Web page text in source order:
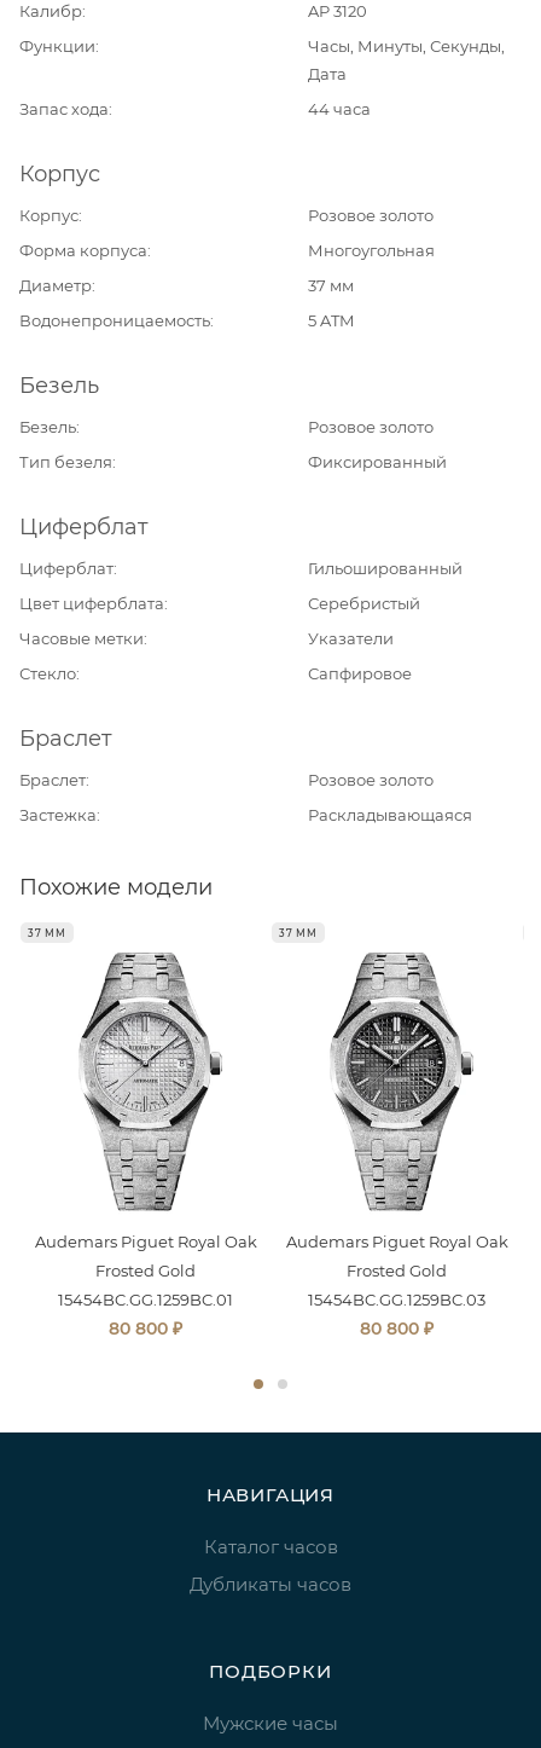
Калибр
AP 3120
Функции
Часы, Минуты, Секунды,
Дата
Запас хода
44 часа
Корпус
Корпус
Розовое золото
Форма корпуса
Многоугольная
Диаметр
37 мм
Водонепроницаемость
5 ATM
Безель
Безель
Розовое золото
Тип безеля
Фиксированный
Циферблат
Циферблат
Гильошированный
Цвет циферблата
Серебристый
Часовые метки
Указатели
Стекло
Сапфировое
Браслет
Браслет
Розовое золото
Застежка
Раскладывающаяся
Похожие модели
37 ММ
Audemars Piguet Royal Oak
Frosted Gold
15454BC.GG.1259BC.01
80 800 ₽
37 ММ
Audemars Piguet Royal Oak
Frosted Gold
15454BC.GG.1259BC.03
80 800 ₽
НАВИГАЦИЯ
Каталог часов
Дубликаты часов
ПОДБОРКИ
Мужские часы